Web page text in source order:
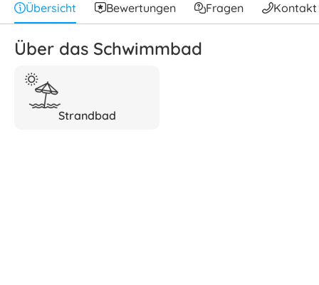
Übersicht Bewertungen Fragen Kontakt
Über das Schwimmbad
Strandbad